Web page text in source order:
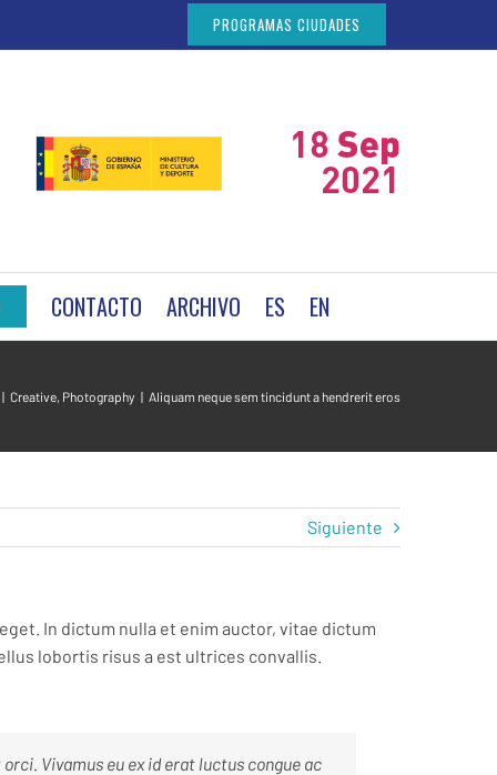
PROGRAMAS CIUDADES
CONTACTO ARCHIVO ES EN
| Creative Photography | Aliquam neque sem tincidunt a hendrerit eros
Siguiente
In dictum nulla et enim auctor, vitae dictum
lobortis risus a est ultrices convallis.
Vivamus eu ex id erat luctus congue ac